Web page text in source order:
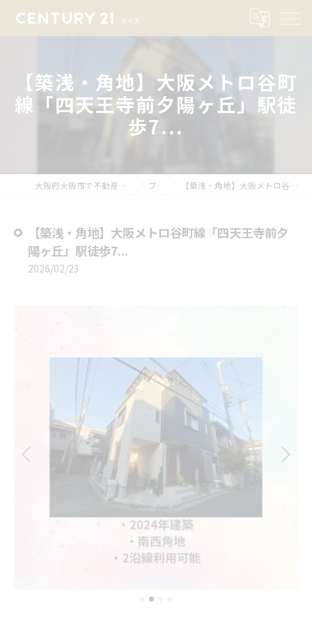
【築浅・角地】大阪メトロ谷町
線「四天王寺前夕陽ヶ丘」駅徒
歩7...
大阪府大阪市で不動産売却ならセンチュリー21ライズ ブログ 【築浅・角地】大阪メトロ谷町線「四天王寺前夕陽ヶ丘」駅徒歩7...
【築浅・角地】大阪メトロ谷町線「四天王寺前夕
陽ヶ丘」駅徒歩7...
2026/02/23